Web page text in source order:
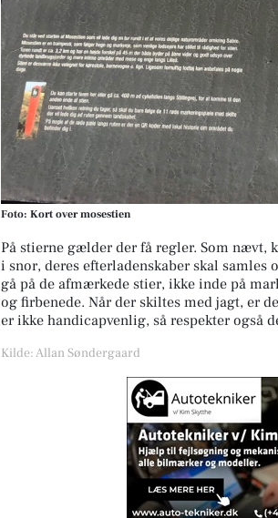
Foto: Kort over mosestien
På stierne gælder der få regler. Som nævt,
i snor, deres efterladenskaber skal samles
gå på de afmærkede stier, ikke inde på
og firbenede. Når der skiltes med jagt, er
er ikke handicapvenlig, så respekter også
Kilde: Allan Søndergaard